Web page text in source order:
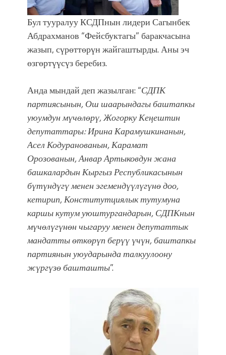
болмок”
Бул тууралуу КСДПнын лидери Сагынбек
Абдрахманов “Фейсбуктагы” баракчасына
жазып, сүрөттөрүн жайгаштырды. Аны эч
өзгөртүүсүз беребиз.
Анда мындай деп жазылган: “СДПК
партиясынын, Ош шаарындагы баштапкы
уюумдун мүчөлөрү, Жогорку Кеңештин
депутаттары: Ирина Карамушкинанын,
Асел Кодуранованын, Карамат
Орозованын, Анвар Артыковдун жана
башкалардын Кыргыз Республикасынын
бүтүндүгү менен эгемендүүлүгүнө доо,
кетирип, Конститутциялык тутумуна
каршы кутум уюштургандарын, СДПКнын
мүчөлүгүнөн чыгаруу менен депутаттык
мандатты өткөрүп берүү үчүн, баштапкы
партиянын уюударында талкуулоону
жүргүзө башташты”.